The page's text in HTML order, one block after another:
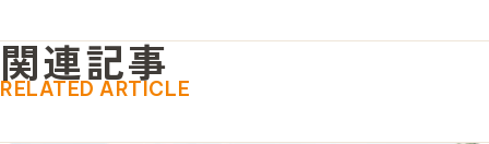
関連記事
RELATED ARTICLE